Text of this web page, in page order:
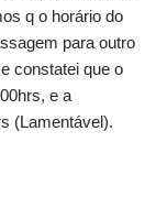
q o horário do
para outro
constatei que o
e a
(Lamentável).